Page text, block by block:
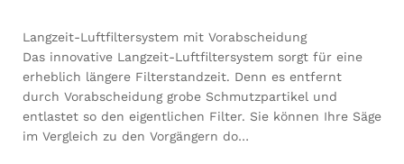
Langzeit-Luftfiltersystem mit Vorabscheidung
Das innovative Langzeit-Luftfiltersystem sorgt für eine
erheblich längere Filterstandzeit. Denn es entfernt
durch Vorabscheidung grobe Schmutzpartikel und
entlastet so den eigentlichen Filter. Sie können Ihre Säge
im Vergleich zu den Vorgängern do…